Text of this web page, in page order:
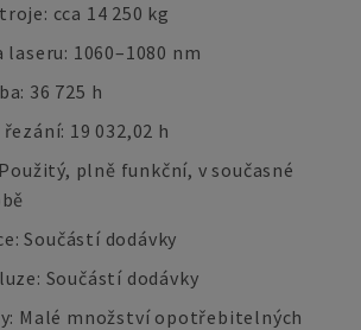
cca 14 250 kg
laseru: 1060–1080 nm
36 725 h
19 032,02 h
plně funkční, v současné
Součástí dodávky
Součástí dodávky
Malé množství opotřebitelných